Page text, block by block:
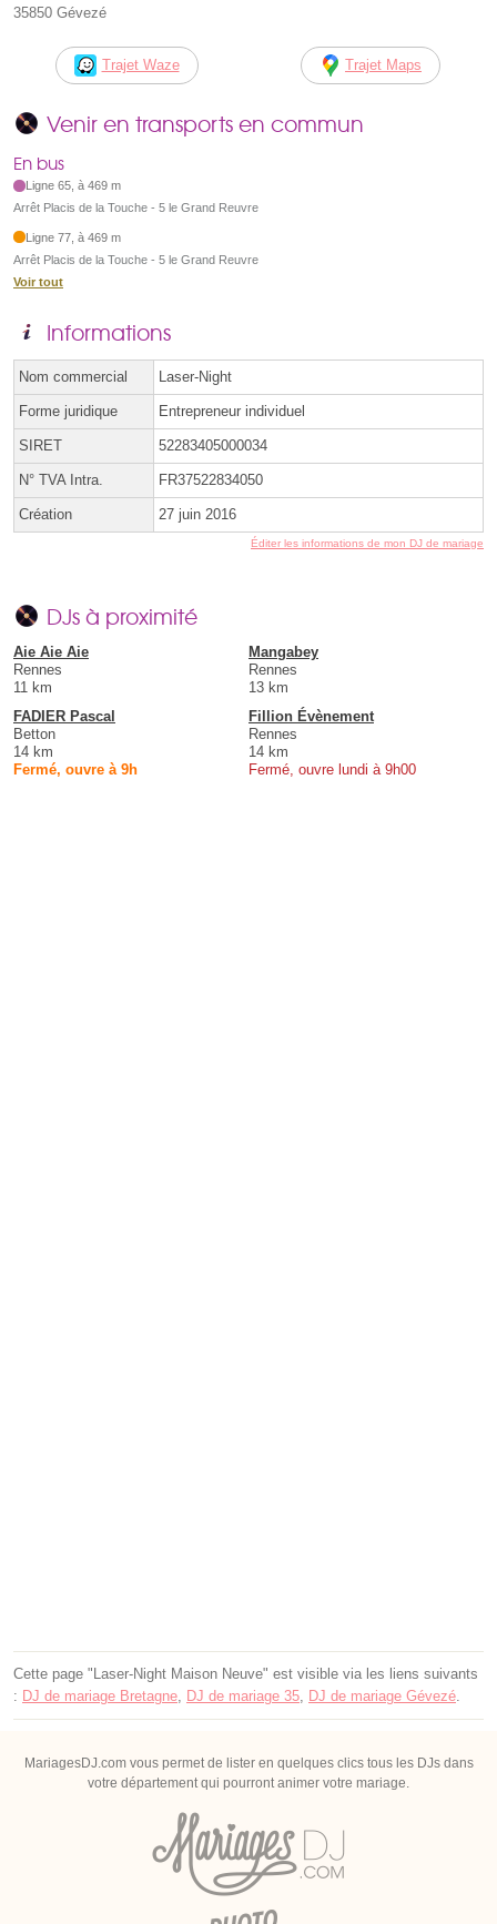
35850 Gévezé
Trajet Waze Trajet Maps
Venir en transports en commun
En bus
Ligne 65, à 469 m
Arrêt Placis de la Touche - 5 le Grand Reuvre
Ligne 77, à 469 m
Arrêt Placis de la Touche - 5 le Grand Reuvre
Voir tout
Informations
Nom commercial Laser-Night
Forme juridique Entrepreneur individuel
SIRET 52283405000034
N° TVA Intra. FR37522834050
Création 27 juin 2016
Éditer les informations de mon DJ de mariage
DJs à proximité
Aie Aie Aie
Rennes
11 km
Mangabey
Rennes
13 km
FADIER Pascal
Betton
14 km
Fermé, ouvre à 9h
Fillion Évènement
Rennes
14 km
Fermé, ouvre lundi à 9h00
Cette page "Laser-Night Maison Neuve" est visible via les liens suivants
: DJ de mariage Bretagne DJ de mariage 35 DJ de mariage Gévezé
MariagesDJ.com vous permet de lister en quelques clics tous les DJs dans
votre département qui pourront animer votre mariage.